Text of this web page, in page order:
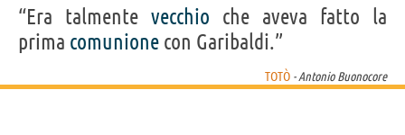
“Era talmente vecchio che aveva fatto la
prima comunione con Garibaldi.”
TOTÒ - Antonio Buonocore